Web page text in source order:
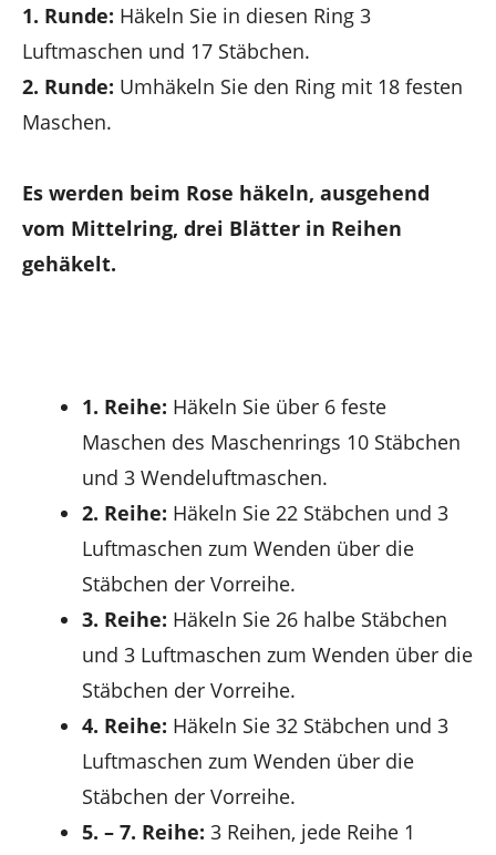
1. Runde: Häkeln Sie in diesen Ring 3
Luftmaschen und 17 Stäbchen.
2. Runde: Umhäkeln Sie den Ring mit 18 festen
Maschen.
Es werden beim Rose häkeln, ausgehend
vom Mittelring, drei Blätter in Reihen
gehäkelt.
1. Reihe: Häkeln Sie über 6 feste
Maschen des Maschenrings 10 Stäbchen
und 3 Wendeluftmaschen.
2. Reihe: Häkeln Sie 22 Stäbchen und 3
Luftmaschen zum Wenden über die
Stäbchen der Vorreihe.
3. Reihe: Häkeln Sie 26 halbe Stäbchen
und 3 Luftmaschen zum Wenden über die
Stäbchen der Vorreihe.
4. Reihe: Häkeln Sie 32 Stäbchen und 3
Luftmaschen zum Wenden über die
Stäbchen der Vorreihe.
5. – 7. Reihe: 3 Reihen, jede Reihe 1